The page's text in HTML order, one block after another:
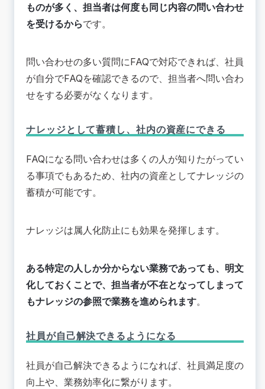
ものが多く、担当者は何度も同じ内容の問い合わせ
を受けるからです。
問い合わせの多い質問にFAQで対応できれば、社員
が自分でFAQを確認できるので、担当者へ問い合わ
せをする必要がなくなります。
ナレッジとして蓄積し、社内の資産にできる
FAQになる問い合わせは多くの人が知りたがってい
る事項でもあるため、社内の資産としてナレッジの
蓄積が可能です。
ナレッジは属人化防止にも効果を発揮します。
ある特定の人しか分からない業務であっても、明文
化しておくことで、担当者が不在となってしまって
もナレッジの参照で業務を進められます。
社員が自己解決できるようになる
社員が自己解決できるようになれば、社員満足度の
向上や、業務効率化に繋がります。